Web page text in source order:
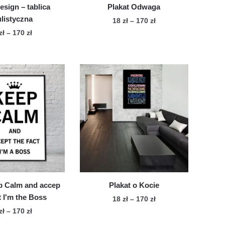
– tablica
– 170złZakres
18 zł
do
170 zł
produkt
ma
wiele
wariantów.
Opcje
można
wybrać
na
stronie
Plakat Odwaga
18 zł – 170 złZakres
do
170 zł
ma
wiele
wariantów.
Opcje
można
wybrać
stronie
produktu
Calm and accep
I'm the Boss
– 170złZakres
Plakat o Kocie
18 zł – 170 złZakres